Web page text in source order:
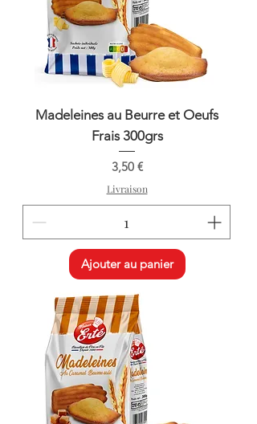
Madeleines au Beurre et Oeufs
Frais 300grs
Prix
3,50 €
Livraison
Ajouter au panier